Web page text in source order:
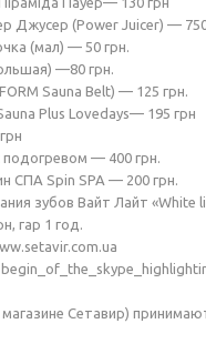
Джусер (Power Juicer) — 750
(мал) — 50 грн.
—80 грн.
Sauna Belt) — 125 грн.
Plus Lovedays— 195 грн
— 400 грн.
СПА Spin SPA — 200 грн.
зубов Вайт Лайт «White
гар 1 год.
Сетавир)